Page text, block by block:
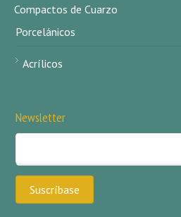
Compactos de Cuarzo
Porcelánicos
Acrílicos
Newsletter